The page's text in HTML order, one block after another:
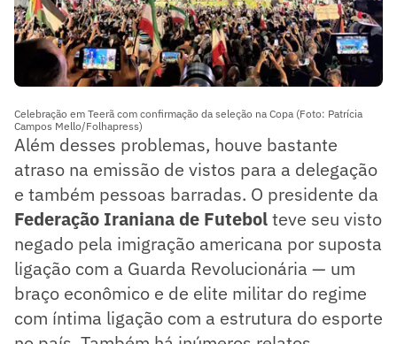
Celebração em Teerã com confirmação da seleção na Copa (Foto: Patrícia
Campos Mello/Folhapress)
Além desses problemas, houve bastante
atraso na emissão de vistos para a delegação
e também pessoas barradas. O presidente da
Federação Iraniana de Futebolteve seu visto
negado pela imigração americana por suposta
ligação com a Guarda Revolucionária — um
braço econômico e de elite militar do regime
com íntima ligação com a estrutura do esporte